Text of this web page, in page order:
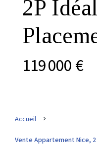
2P Idéal
119 000 €
Accueil
Vente Appartement Nice, 2